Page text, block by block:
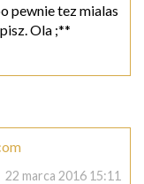
pewnie tez mialas
Ola ;**
22 marca 2016 15:11